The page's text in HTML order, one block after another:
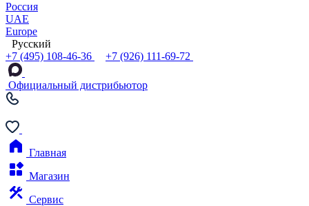
Россия
UAE
Europe
Русский
+7 (495) 108-46-36
+7 (926) 111-69-72
Официальный дистрибьютор
Главная
Магазин
Сервис